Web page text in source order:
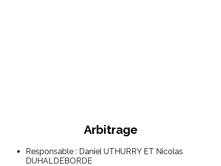
Arbitrage
Responsable : Daniel UTHURRY ET Nicolas
DUHALDEBORDE